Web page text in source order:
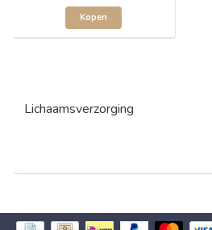
Kopen
Lichaamsverzorging